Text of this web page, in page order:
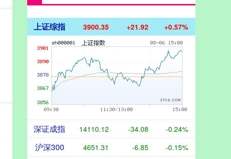
上证综指 3900.35 +21.92 +0.57%
深证成指 14110.12 -34.08 -0.24%
沪深300 4651.31 -6.85 -0.15%